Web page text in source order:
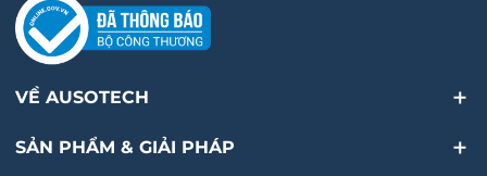
VỀ AUSOTECH
SẢN PHẨM & GIẢI PHÁP